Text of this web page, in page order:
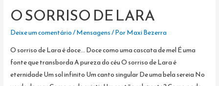
O SORRISO DE LARA
Deixe um comentário/Mensagens/ PorMaxi Bezerra
O sorriso de Lara é doce… Doce como uma cascata de mel É uma
fonte que transborda A pureza do céu O sorriso de Lara é
eternidade Um sol infinito Um canto singular De uma bela sereia No